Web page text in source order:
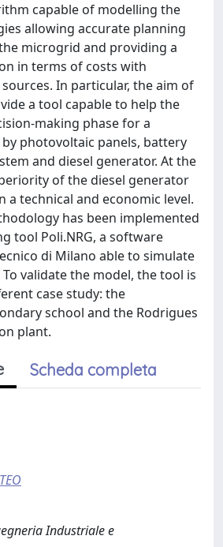
capable of modelling the
allowing accurate planning
microgrid and providing a
in terms of costs with
In particular, the aim of
a tool capable to help the
making phase for a
photovoltaic panels, battery
and diesel generator. At the
of the diesel generator
a technical and economic level.
has been implemented
tool Poli.NRG, a software
di Milano able to simulate
validate the model, the tool is
case study: the
school and the Rodrigues
plant.
Scheda completa
Industriale e